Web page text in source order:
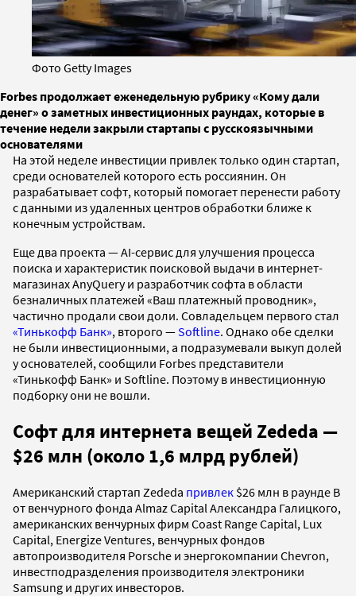
Фото Getty Images
Forbes продолжает еженедельную рубрику «Кому дали
денег» о заметных инвестиционных раундах, которые в
течение недели закрыли стартапы с русскоязычными
основателями
На этой неделе инвестиции привлек только один стартап,
среди основателей которого есть россиянин. Он
разрабатывает софт, который помогает перенести работу
с данными из удаленных центров обработки ближе к
конечным устройствам.
Еще два проекта — AI-сервис для улучшения процесса
поиска и характеристик поисковой выдачи в интернет-
магазинах AnyQuery и разработчик софта в области
безналичных платежей «Ваш платежный проводник»,
частично продали свои доли. Совладельцем первого стал
«Тинькофф Банк», второго —Softline. Однако обе сделки
не были инвестиционными, а подразумевали выкуп долей
у основателей, сообщили Forbes представители
«Тинькофф Банк» и Softline. Поэтому в инвестиционную
подборку они не вошли.
Софт для интернета вещей Zededa —
$26 млн (около 1,6 млрд рублей)
Американский стартап Zededa привлек $26 млн в раунде B
от венчурного фонда Almaz Capital Александра Галицкого,
американских венчурных фирм Coast Range Capital, Lux
Capital, Energize Ventures, венчурных фондов
автопроизводителя Porsche и энергокомпании Chevron,
инвестподразделения производителя электроники
Samsung и других инвесторов.